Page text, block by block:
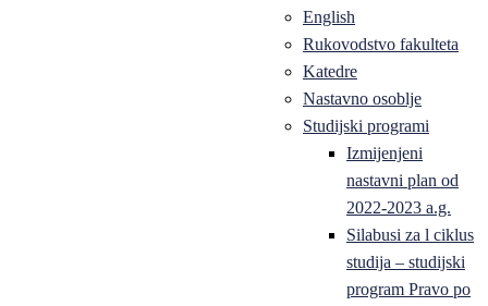
English
Rukovodstvo fakulteta
Katedre
Nastavno osoblje
Studijski programi
Izmijenjeni
nastavni plan od
2022-2023 a.g.
Silabusi za l ciklus
studija – studijski
program Pravo po